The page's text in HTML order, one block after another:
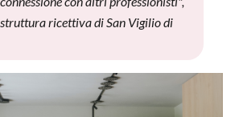
ricettiva di San Vigilio di